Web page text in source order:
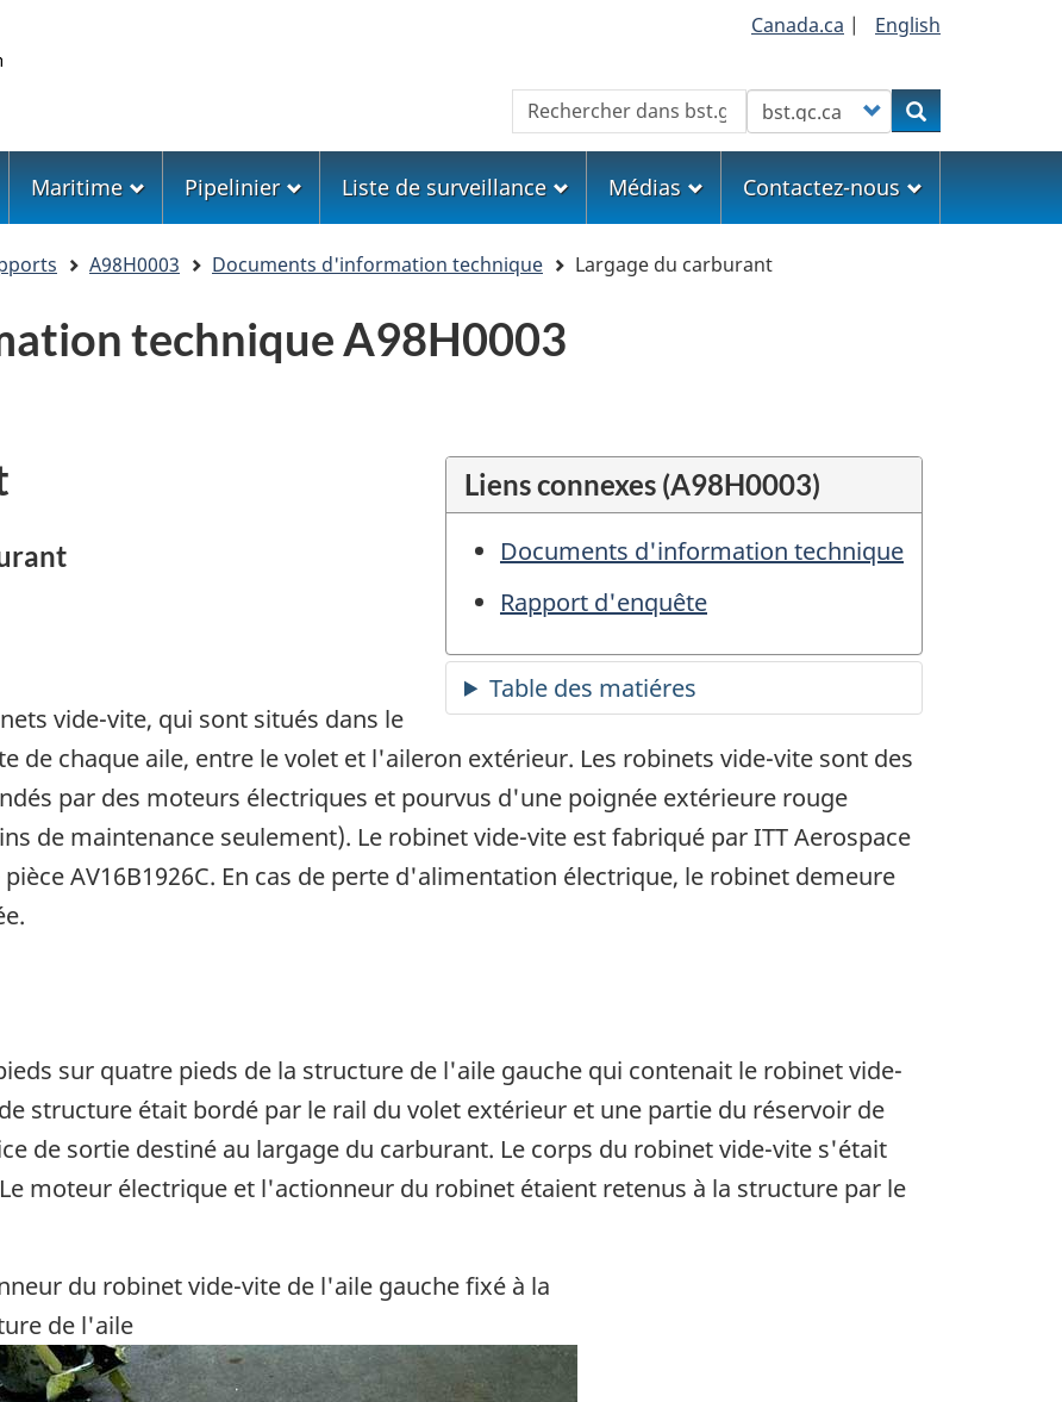
Canada.ca | English
Rechercher Customize your searchRechercher
Maritime Pipelinier Liste de surveillance Médias Contactez-nous
A98H0003 Documents d'information technique Largage du carburant
technique A98H0003
Liens connexes (A98H0003)
Documents d'information technique
Rapport d'enquête
vide-vite, qui sont situés dans le
de chaque aile, entre le volet et l'aileron extérieur. Les robinets vide-vite sont des
par des moteurs électriques et pourvus d'une poignée extérieure rouge
de maintenance seulement). Le robinet vide-vite est fabriqué par ITT Aerospace
AV16B1926C. En cas de perte d'alimentation électrique, le robinet demeure
sur quatre pieds de la structure de l'aile gauche qui contenait le robinet vide-
structure était bordé par le rail du volet extérieur et une partie du réservoir de
de sortie destiné au largage du carburant. Le corps du robinet vide-vite s'était
moteur électrique et l'actionneur du robinet étaient retenus à la structure par le
du robinet vide-vite de l'aile gauche fixé à la
de l'aile